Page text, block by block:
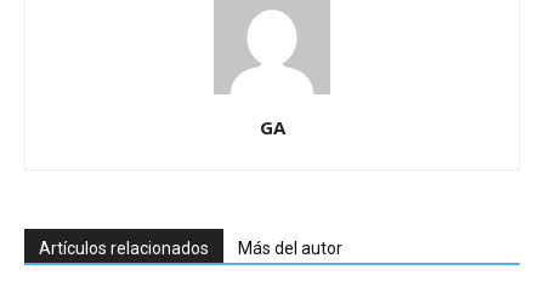
GA
Artículos relacionados Más del autor